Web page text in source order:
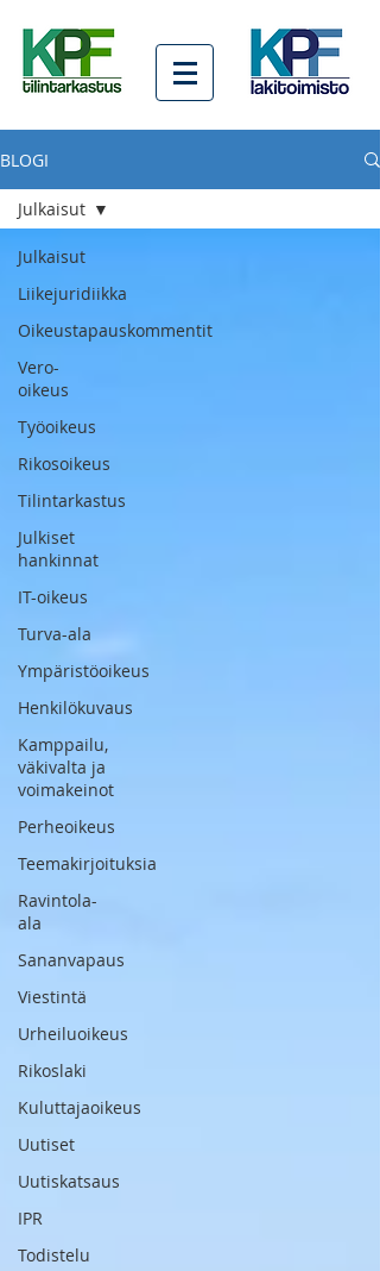
BLOGI
Julkaisut
Liikejuridiikka
Oikeustapauskommentit
Vero-
oikeus
Työoikeus
Rikosoikeus
Tilintarkastus
Julkiset
hankinnat
IT-oikeus
Turva-ala
Ympäristöoikeus
Henkilökuvaus
Kamppailu,
väkivalta ja
voimakeinot
Perheoikeus
Teemakirjoituksia
Ravintola-
ala
Sananvapaus
Viestintä
Urheiluoikeus
Rikoslaki
Kuluttajaoikeus
Uutiset
Uutiskatsaus
IPR
Todistelu
Julkaisut